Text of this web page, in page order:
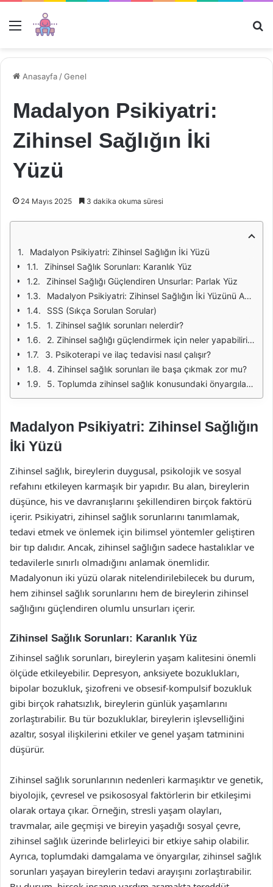
Menü
Anasayfa /Genel
Madalyon Psikiyatri:
Zihinsel Sağlığın İki
Yüzü
24 Mayıs 2025 3 dakika okuma süresi
Madalyon Psikiyatri: Zihinsel Sağlığın İki Yüzü
Zihinsel Sağlık Sorunları: Karanlık Yüz
Zihinsel Sağlığı Güçlendiren Unsurlar: Parlak Yüz
Madalyon Psikiyatri: Zihinsel Sağlığın İki Yüzünü Anlamak
SSS (Sıkça Sorulan Sorular)
1. Zihinsel sağlık sorunları nelerdir?
2. Zihinsel sağlığı güçlendirmek için neler yapabilirim?
3. Psikoterapi ve ilaç tedavisi nasıl çalışır?
4. Zihinsel sağlık sorunları ile başa çıkmak zor mu?
5. Toplumda zihinsel sağlık konusundaki önyargılar nasıl azaltılabilir?
Madalyon Psikiyatri: Zihinsel Sağlığın
İki Yüzü
Zihinsel sağlık, bireylerin duygusal, psikolojik ve sosyal
refahını etkileyen karmaşık bir yapıdır. Bu alan, bireylerin
düşünce, his ve davranışlarını şekillendiren birçok faktörü
içerir. Psikiyatri, zihinsel sağlık sorunlarını tanımlamak,
tedavi etmek ve önlemek için bilimsel yöntemler geliştiren
bir tıp dalıdır. Ancak, zihinsel sağlığın sadece hastalıklar ve
tedavilerle sınırlı olmadığını anlamak önemlidir.
Madalyonun iki yüzü olarak nitelendirilebilecek bu durum,
hem zihinsel sağlık sorunlarını hem de bireylerin zihinsel
sağlığını güçlendiren olumlu unsurları içerir.
Zihinsel Sağlık Sorunları: Karanlık Yüz
Zihinsel sağlık sorunları, bireylerin yaşam kalitesini önemli
ölçüde etkileyebilir. Depresyon, anksiyete bozuklukları,
bipolar bozukluk, şizofreni ve obsesif-kompulsif bozukluk
gibi birçok rahatsızlık, bireylerin günlük yaşamlarını
zorlaştırabilir. Bu tür bozukluklar, bireylerin işlevselliğini
azaltır, sosyal ilişkilerini etkiler ve genel yaşam tatminini
düşürür.
Zihinsel sağlık sorunlarının nedenleri karmaşıktır ve genetik,
biyolojik, çevresel ve psikososyal faktörlerin bir etkileşimi
olarak ortaya çıkar. Örneğin, stresli yaşam olayları,
travmalar, aile geçmişi ve bireyin yaşadığı sosyal çevre,
zihinsel sağlık üzerinde belirleyici bir etkiye sahip olabilir.
Ayrıca, toplumdaki damgalama ve önyargılar, zihinsel sağlık
sorunları yaşayan bireylerin tedavi arayışını zorlaştırabilir.